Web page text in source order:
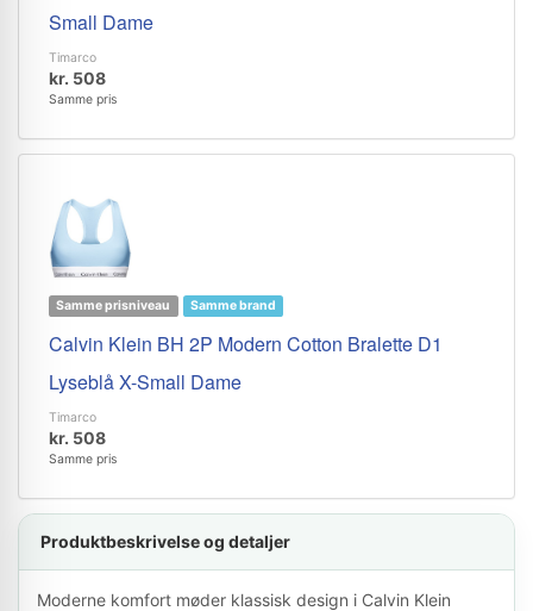
Small Dame
Timarco
kr. 508
Samme pris
Samme prisniveau Samme brand
Calvin Klein BH 2P Modern Cotton Bralette D1
Lyseblå X-Small Dame
Timarco
kr. 508
Samme pris
Produktbeskrivelse og detaljer
Moderne komfort møder klassisk design i Calvin Klein